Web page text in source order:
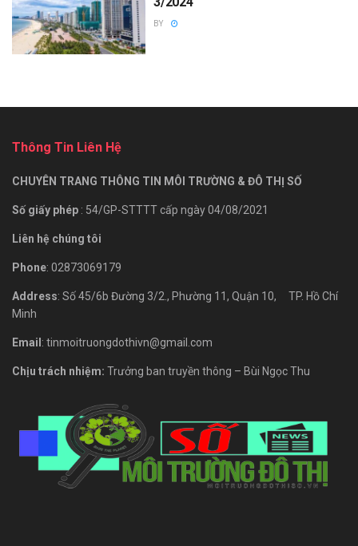
BY
Thông Tin Liên Hệ
CHUYÊN TRANG THÔNG TIN MÔI TRƯỜNG & ĐÔ THỊ SỐ
Số giấy phép : 54/GP-STTTT cấp ngày 04/08/2021
Liên hệ chúng tôi
Phone: 02873069179
Address: Số 45/6b Đường 3/2., Phường 11, Quận 10, TP. Hồ Chí
Minh
Email : tinmoitruongdothivn@gmail.com
Chịu trách nhiệm: Trưởng ban truyền thông – Bùi Ngọc Thu